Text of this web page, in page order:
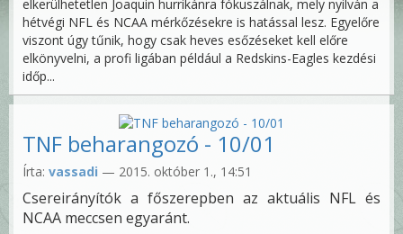
elkerülhetetlen Joaquin hurrikánra fókuszálnak, mely nyilván a
hétvégi NFL és NCAA mérkőzésekre is hatással lesz. Egyelőre
viszont úgy tűnik, hogy csak heves esőzéseket kell előre
elkönyvelni, a profi ligában például a Redskins-Eagles kezdési
időp...
TNF beharangozó - 10/01
Írta: vassadi — 2015. október 1., 14:51
Csereirányítók a főszerepben az aktuális NFL és
NCAA meccsen egyaránt.